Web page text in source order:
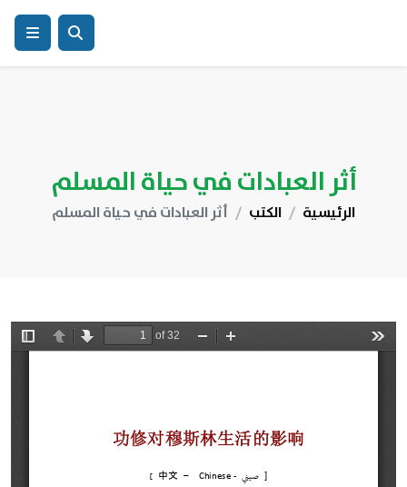
أثر العبادات في حياة المسلم
الرئيسية الكتب أثر العبادات في حياة المسلم